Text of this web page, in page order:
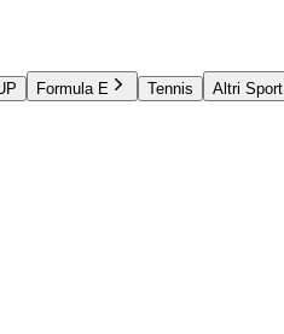
Formula E Tennis Altri Sport